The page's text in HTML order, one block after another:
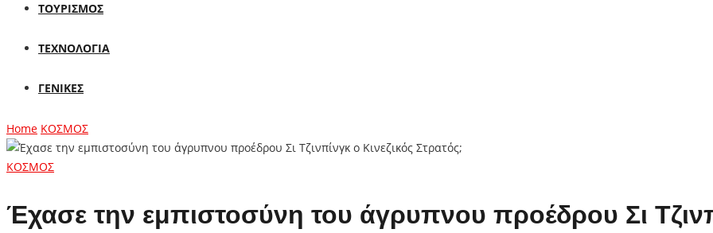
ΤΟΥΡΙΣΜΟΣ
ΤΕΧΝΟΛΟΓΙΑ
ΓΕΝΙΚΕΣ
Home ΚΟΣΜΟΣ
ΚΟΣΜΟΣ
Έχασε την εμπιστοσύνη του άγρυπνου προέδρου Σι